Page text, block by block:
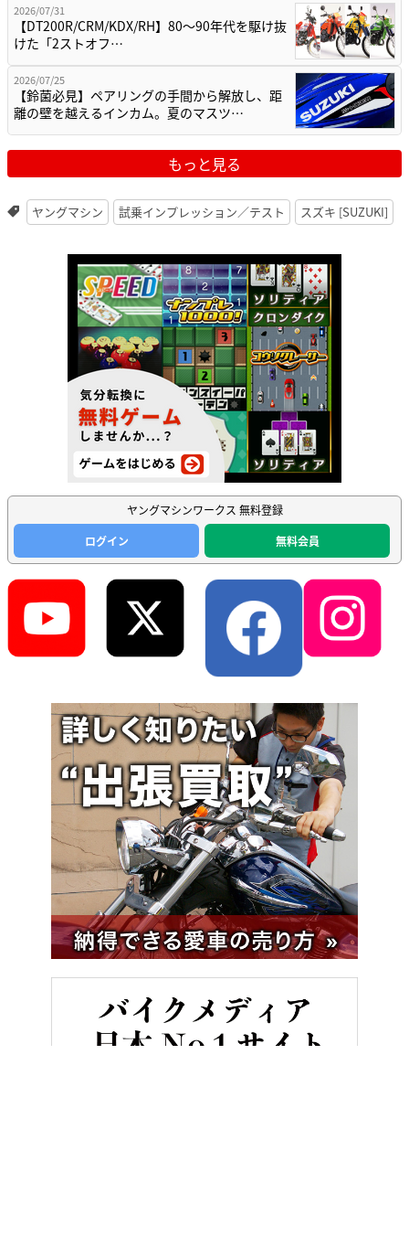
2026/07/31
【DT200R/CRM/KDX/RH】80〜90年代を駆け抜
けた「2ストオフ…
2026/07/25
【鈴菌必見】ペアリングの手間から解放し、距
離の壁を越えるインカム。夏のマスツ…
もっと見る
ヤングマシン 試乗インプレッション／テスト スズキ [SUZUKI]
ヤングマシンワークス 無料登録
ログイン
無料会員